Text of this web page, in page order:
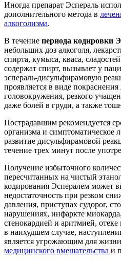
Иногда препарат Эспераль
дополнительного метода в
алкоголизма.
В течение периода кодировки
небольших доз алкоголя,
спирта, кумыса, кваса,
содержат спирт, вызывает у
эспераль-дисульфирамовую
проявляется в виде
головокружения, резкого
даже болей в груди, а также
Пострадавшим рекомендуется
организма и симптоматическое
развитие дисульфирамовой
течение трех минут после
Получение избыточного
пересчитанных на чистый
кодирования Эспералем может
недостаточность при резком
давления, приступах судорог,
нарушениях, инфаркте
стенокардией и аритмией, отеке
в наихудшем случае,
является угрожающим для жизни
медицинского вмешательства и